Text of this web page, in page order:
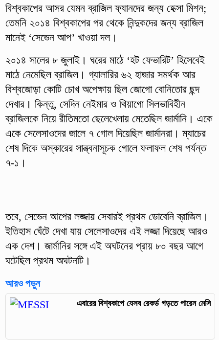
বিশ্বকাপের আসর যেমন ব্রাজিল ফ্যানদের জন্য হেক্সা মিশন;
তেমনি ২০১৪ বিশ্বকাপের পর থেকে নিন্দুকদের জন্য ব্রাজিল
মানেই ‘সেভেন আপ’ খাওয়া দল।
২০১৪ সালের ৮ জুলাই। ঘরের মাঠে ‘হট ফেভারিট’ হিসেবেই
মাঠে নেমেছিল ব্রাজিল। গ্যালারির ৬২ হাজার সমর্থক আর
বিশ্বজোড়া কোটি চোখ অপেক্ষায় ছিল জোগো বোনিতোর ছন্দ
দেখার। কিন্তু, সেদিন নেইমার ও থিয়াগো সিলভাবিহীন
ব্রাজিলকে নিয়ে রীতিমতো ছেলেখেলায় মেতেছিল জার্মানি। একে
একে সেলেসাওদের জালে ৭ গোল দিয়েছিল জার্মানরা। ম্যাচের
শেষ দিকে অস্কারের সান্ত্বনাসূচক গোলে ফলাফল শেষ পর্যন্ত
৭-১।
তবে, সেভেন আপের লজ্জায় সেবারই প্রথম ডোবেনি ব্রাজিল।
ইতিহাস ঘেঁটে দেখা যায় সেলেসাওদের এই লজ্জা দিয়েছে আরও
এক দেশ। জার্মানির সঙ্গে এই অঘটনের প্রায় ৮০ বছর আগে
ঘটেছিল প্রথম অঘটনটি।
আরও পড়ুন
এবারের বিশ্বকাপে যেসব রেকর্ড গড়তে পারেন মেসি